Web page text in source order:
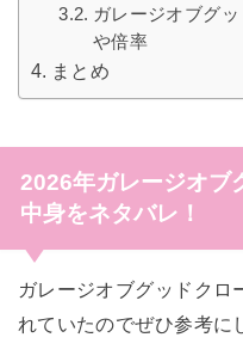
ガレージオブグ
や倍率
まとめ
2026年ガレージオブ
中身をネタバレ！
ガレージオブグッドクロ
れていたのでぜひ参考に